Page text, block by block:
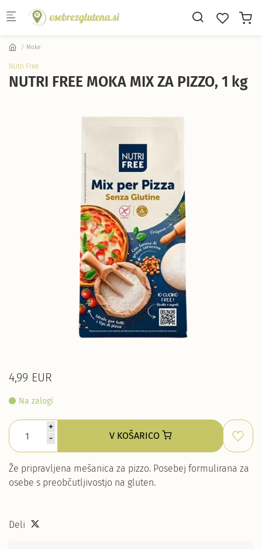
Skip to main content
Moke
Nutri Free
NUTRI FREE MOKA MIX ZA PIZZO, 1 kg
4,99 EUR
Na zalogi
+
-
V KOŠARICO
Že pripravljena mešanica za pizzo. Posebej formulirana za
osebe s preobčutljivostjo na gluten.
Deli